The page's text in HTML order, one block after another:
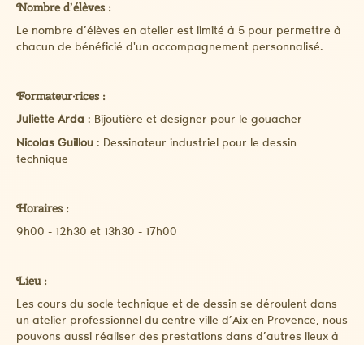
Nombre d’élèves :
Le nombre d’élèves en atelier est limité à 5 pour permettre à
chacun de bénéficié d'un accompagnement personnalisé.
Formateur·rices :
Juliette Arda : Bijoutière et designer pour le gouacher
Nicolas Guillou : Dessinateur industriel pour le dessin
technique
Horaires :
9h00 - 12h30 et 13h30 - 17h00
Lieu :
Les cours du socle technique et de dessin se déroulent dans
un atelier professionnel du centre ville d’Aix en Provence, nous
pouvons aussi réaliser des prestations dans d’autres lieux à